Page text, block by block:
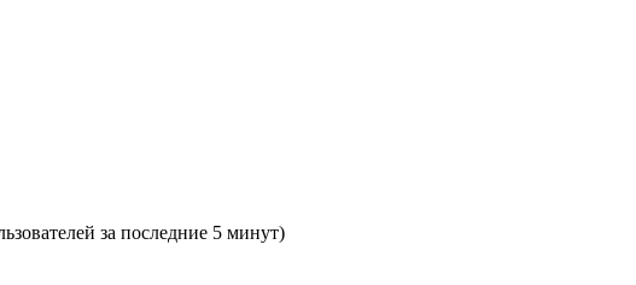
за последние 5 минут)